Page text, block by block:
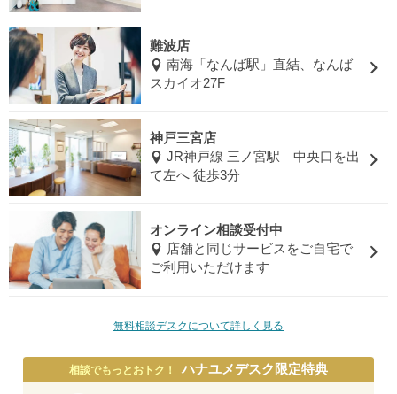
難波店
南海「なんば駅」直結、なんば
スカイオ27F
神戸三宮店
JR神戸線 三ノ宮駅 中央口を出
て左へ 徒歩3分
オンライン相談受付中
店舗と同じサービスをご自宅で
ご利用いただけます
無料相談デスクについて詳しく見る
相談でもっとおトク！ ハナユメデスク限定特典